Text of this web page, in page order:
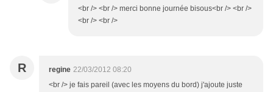
<br /> <br /> merci bonne journée bisous<br /> <br />
<br /> <br />
R regine 22/03/2012 08:20
<br /> je fais pareil (avec les moyens du bord) j'ajoute juste